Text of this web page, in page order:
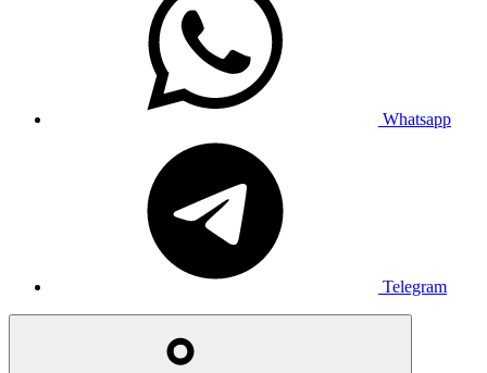
Whatsapp
Telegram